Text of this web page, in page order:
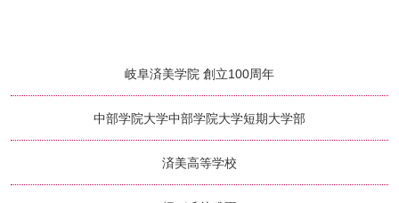
岐阜済美学院 創立100周年
中部学院大学中部学院大学短期大学部
済美高等学校